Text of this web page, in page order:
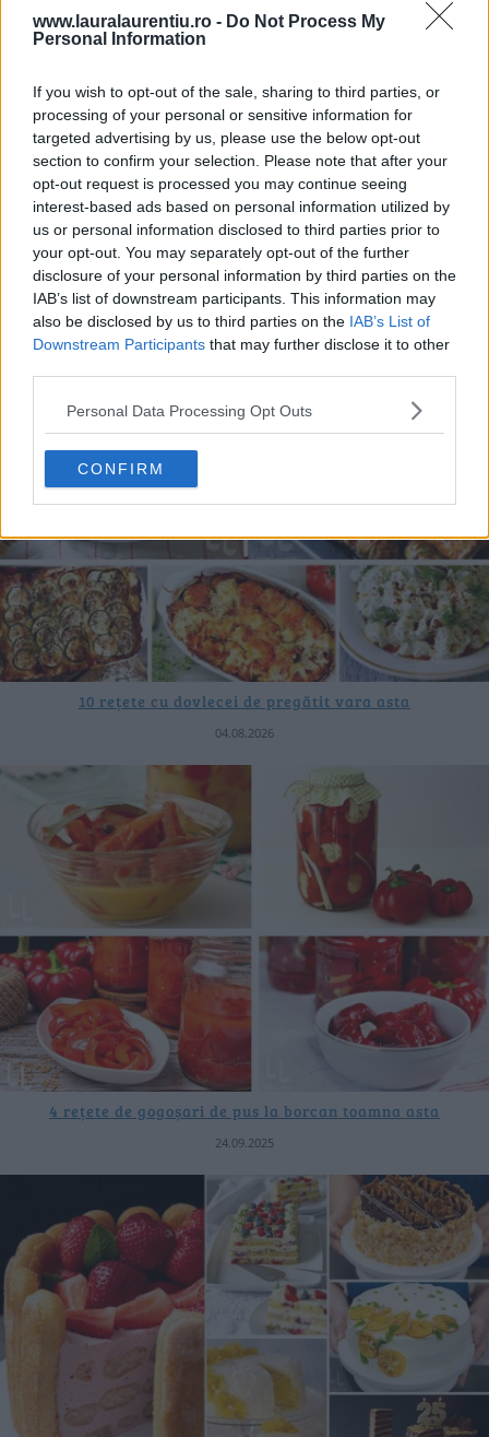
www.lauralaurentiu.ro - Do Not Process My
Personal Information
If you wish to opt-out of the sale, sharing to third parties, or
processing of your personal or sensitive information for
targeted advertising by us, please use the below opt-out
section to confirm your selection. Please note that after your
opt-out request is processed you may continue seeing
interest-based ads based on personal information utilized by
us or personal information disclosed to third parties prior to
your opt-out. You may separately opt-out of the further
disclosure of your personal information by third parties on the
IAB’s list of downstream participants. This information may
also be disclosed by us to third parties on the IAB’s List of
Downstream Participants that may further disclose it to other
Personal Data Processing Opt Outs
CONFIRM
20 de rețete de salate de vară fără prelucrare termică
06.08.2026
10 rețete cu dovlecei de pregătit vara asta
04.08.2026
4 rețete de gogoșari de pus la borcan toamna asta
24.09.2025